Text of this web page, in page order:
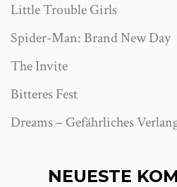
Little Trouble Girls
Spider-Man: Brand New Day
The Invite
Bitteres Fest
Dreams – Gefährliches
NEUESTE